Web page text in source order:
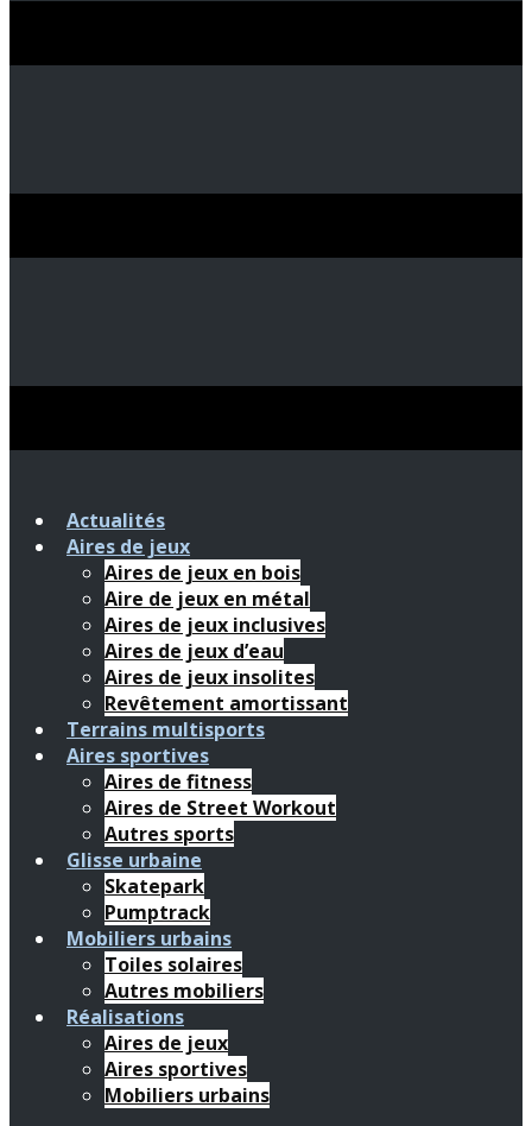
Actualités
Aires de jeux
Aires de jeux en bois
Aire de jeux en métal
Aires de jeux inclusives
Aires de jeux d’eau
Aires de jeux insolites
Revêtement amortissant
Terrains multisports
Aires sportives
Aires de fitness
Aires de Street Workout
Autres sports
Glisse urbaine
Skatepark
Pumptrack
Mobiliers urbains
Toiles solaires
Autres mobiliers
Réalisations
Aires de jeux
Aires sportives
Mobiliers urbains